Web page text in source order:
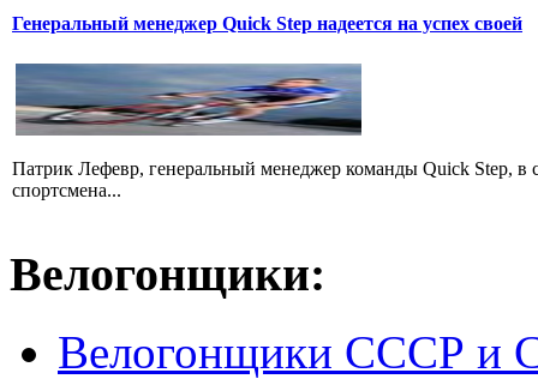
Генеральный менеджер Quick Step надеется на успех своей
Патрик Лефевр, генеральный менеджер команды Quick Step, в
спортсмена...
Велогонщики:
Велогонщики СССР и